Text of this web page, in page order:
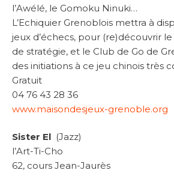
l’Awélé, le Gomoku Ninuki…
L’Echiquier Grenoblois mettra à
jeux d’échecs, pour (re)découvrir
de stratégie, et le Club de Go de
des initiations à ce jeu chinois très
Gratuit
04 76 43 28 36
www.maisondesjeux-grenoble.org
Sister El (Jazz)
l’Art-Ti-Cho
62, cours Jean-Jaurès